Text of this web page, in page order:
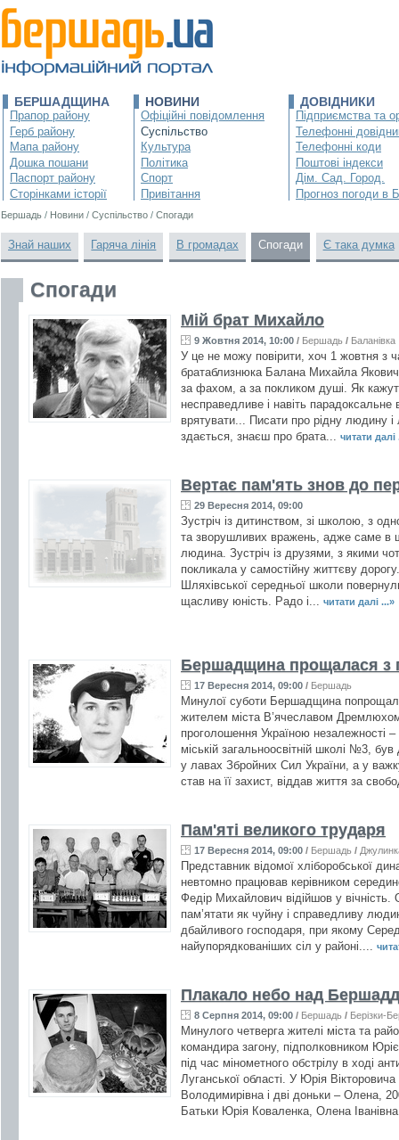
БЕРШАДЩИНА
Прапор району
Герб району
Мапа району
Дошка пошани
Паспорт району
Сторінками історії
НОВИНИ
Офіційні повідомлення
Суспільство
Культура
Політика
Спорт
Привітання
ДОВІДНИКИ
Підприємства та
Телефонні
Телефонні коди
Поштові індекси
Дім. Сад. Город.
Прогноз погоди в
Бершадь / Новини / Суспільство / Спогади
Знай наших Гаряча лінія В громадах Спогади Є така думка
Спогади
Мій брат Михайло
9 Жовтня 2014, 10:00 / Бершадь / Баланівка
У це не можу повірити, хоч 1 жовтня з
братаблизнюка Балана Михайла
за фахом, а за покликом душі. Як
несправедливе і навіть
врятувати... Писати про рідну людину
здається, знаєш про брата...
читати далі
Вертає пам'ять знов до
29 Вересня 2014, 09:00
Зустріч із дитинством, зі школою, з
та зворушливих вражень, адже саме в
людина. Зустріч із друзями, з якими
покликала у самостійну життєву
Шляхівської середньої школи
щасливу юність. Радо і...
читати далі ...»
Бершадщина прощалася з
17 Вересня 2014, 09:00 / Бершадь
Минулої суботи Бершадщина
жителем міста В’ячеславом
проголошення Україною незалежності
міській загальноосвітній школі №3,
у лавах Збройних Сил України, а у
став на її захист, віддав життя за
Пам'яті великого трударя
17 Вересня 2014, 09:00 / Бершадь /
Представник відомої хліборобської
невтомно працював керівником
Федір Михайлович відійшов у вічність.
пам’ятати як чуйну і справедливу
дбайливого господаря, при якому
найупорядкованіших сіл у районі....
Плакало небо над
8 Серпня 2014, 09:00 / Бершадь / Берізки-
Минулого четверга жителі міста та
командира загону, підполковником
під час мінометного обстрілу в ході
Луганської області. У Юрія
Володимирівна і дві доньки – Олена,
Батьки Юрія Коваленка, Олена